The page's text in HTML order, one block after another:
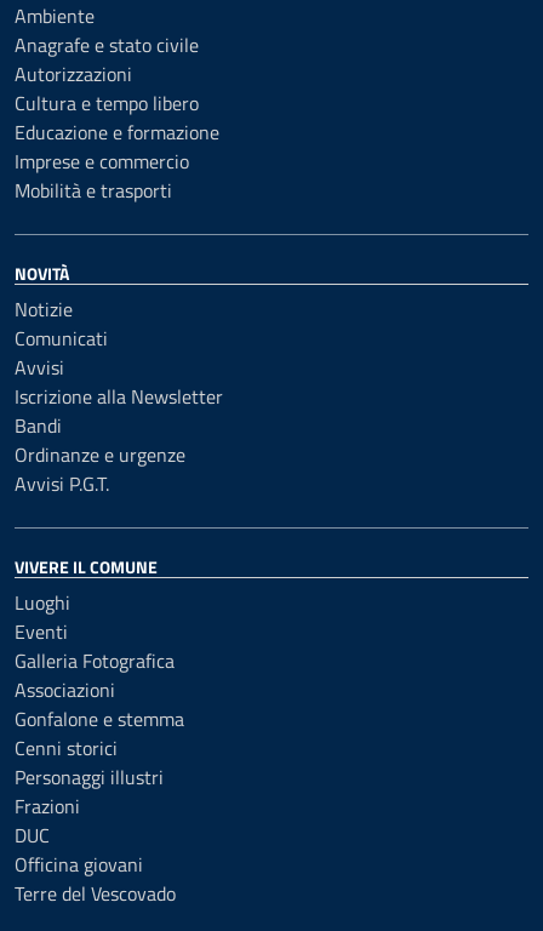
Ambiente
Anagrafe e stato civile
Autorizzazioni
Cultura e tempo libero
Educazione e formazione
Imprese e commercio
Mobilità e trasporti
NOVITÀ
Notizie
Comunicati
Avvisi
Iscrizione alla Newsletter
Bandi
Ordinanze e urgenze
Avvisi P.G.T.
VIVERE IL COMUNE
Luoghi
Eventi
Galleria Fotografica
Associazioni
Gonfalone e stemma
Cenni storici
Personaggi illustri
Frazioni
DUC
Officina giovani
Terre del Vescovado